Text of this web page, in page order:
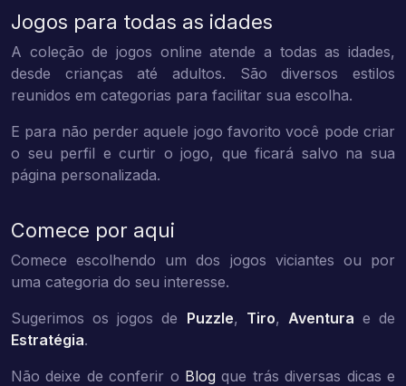
Jogos para todas as idades
A coleção de jogos online atende a todas as idades,
desde crianças até adultos. São diversos estilos
reunidos em categorias para facilitar sua escolha.
E para não perder aquele jogo favorito você pode criar
o seu perfil e curtir o jogo, que ficará salvo na sua
página personalizada.
Comece por aqui
Comece escolhendo um dos jogos viciantes ou por
uma categoria do seu interesse.
Sugerimos os jogos de Puzzle, Tiro, Aventura e de
Estratégia.
Não deixe de conferir o Blog que trás diversas dicas e